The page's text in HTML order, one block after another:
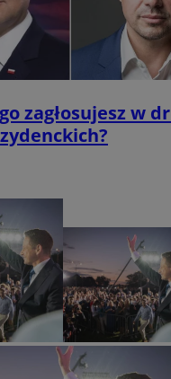
zagłosujesz w